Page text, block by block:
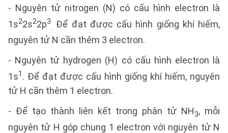
- Nguyên tử nitrogen (N) có cấu hình electron là
1s22s22p3
Để đạt được cấu hình giống khí hiếm,
nguyên tử N cần thêm 3 electron.
- Nguyên tử hydrogen (H) có cấu hình electron là
1s1 . Để đạt được cấu hình giống khí hiếm, nguyên
tử H cần thêm 1 electron.
- Để tạo thành liên kết trong phân tử NH3, mỗi
nguyên tử H góp chung 1 electron với nguyên tử N